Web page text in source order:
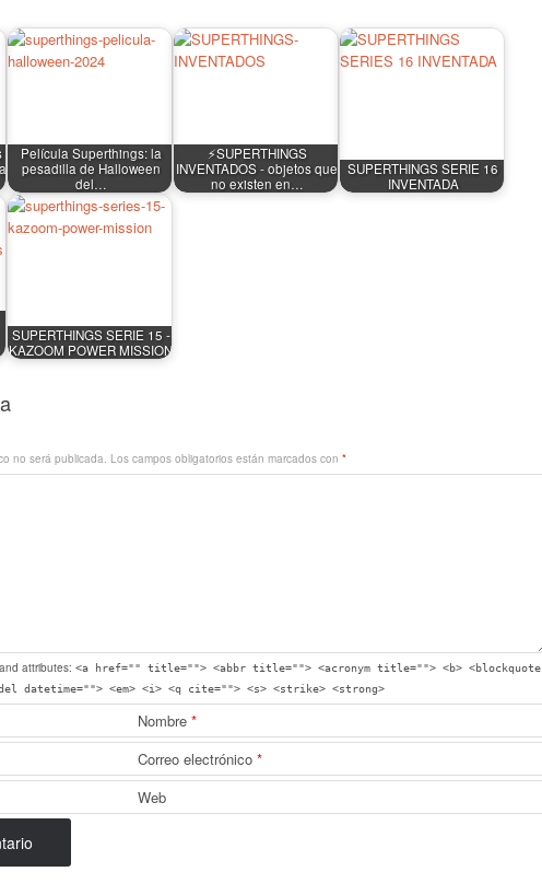
Película Superthings: la
pesadilla de Halloween
del…
⚡SUPERTHINGS
INVENTADOS - objetos que
no existen en…
SUPERTHINGS SERIE 16
INVENTADA
SUPERTHINGS SERIE 15 -
KAZOOM POWER MISSION
no será publicada. Los campos obligatorios están marcados con *
attributes: <a href="" title=""> <abbr title=""> <acronym title=""> <b> <blockquote
datetime=""> <em> <i> <q cite=""> <s> <strike> <strong>
Nombre*
Correo electrónico*
Web